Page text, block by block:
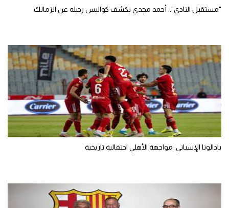
"مستقبل النادي".. أحمد مجدي يكشف كواليس رحيله عن الزمالك
بادالونا الإسباني: مواجهة الأهلي احتفالية تاريخية